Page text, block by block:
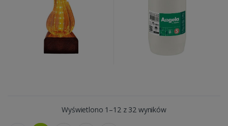
Wyświetlono 1–12 z 32 wyników